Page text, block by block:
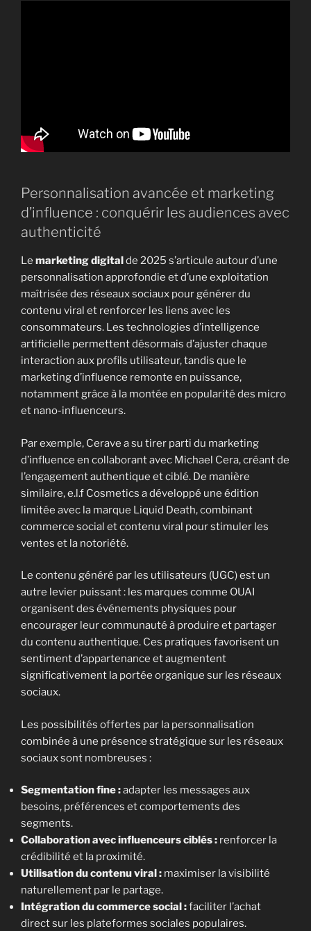
Personnalisation avancée et marketing
d’influence : conquérir les audiences avec
authenticité
Le marketing digitalde 2025 s’articule autour d’une
personnalisation approfondie et d’une exploitation
maîtrisée des réseaux sociaux pour générer du
contenu viral et renforcer les liens avec les
consommateurs. Les technologies d’intelligence
artificielle permettent désormais d’ajuster chaque
interaction aux profils utilisateur, tandis que le
marketing d’influence remonte en puissance,
notamment grâce à la montée en popularité des micro
et nano-influenceurs.
Par exemple, Cerave a su tirer parti du marketing
d’influence en collaborant avec Michael Cera, créant de
l’engagement authentique et ciblé. De manière
similaire, e.l.f Cosmetics a développé une édition
limitée avec la marque Liquid Death, combinant
commerce social et contenu viral pour stimuler les
ventes et la notoriété.
Le contenu généré par les utilisateurs (UGC) est un
autre levier puissant : les marques comme OUAI
organisent des événements physiques pour
encourager leur communauté à produire et partager
du contenu authentique. Ces pratiques favorisent un
sentiment d’appartenance et augmentent
significativement la portée organique sur les réseaux
sociaux.
Les possibilités offertes par la personnalisation
combinée à une présence stratégique sur les réseaux
sociaux sont nombreuses :
Segmentation fine :adapter les messages aux
besoins, préférences et comportements des
segments.
Collaboration avec influenceurs ciblés : renforcer la
crédibilité et la proximité.
Utilisation du contenu viral : maximiser la visibilité
naturellement par le partage.
Intégration du commerce social :faciliter l’achat
direct sur les plateformes sociales populaires.